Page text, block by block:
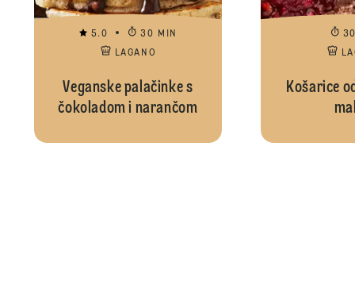
5.0
30 MIN
LAGANO
Veganske palačinke s
čokoladom i narančom
Košarice